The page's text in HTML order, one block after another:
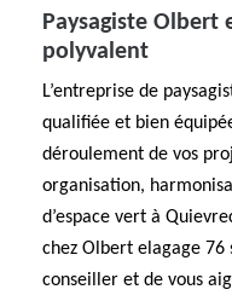
Paysagiste Olbert
polyvalent
L’entreprise de
qualifiée et bien
déroulement de vos
organisation,
d’espace vert à
chez Olbert elagage 76
conseiller et de vous